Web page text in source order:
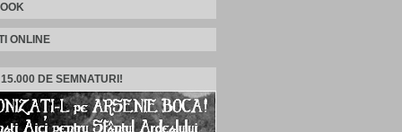
ONLINE
DE SEMNATURI!